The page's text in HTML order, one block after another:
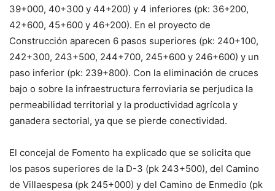
39+000, 40+300 y 44+200) y 4 inferiores (pk: 36+200,
42+600, 45+600 y 46+200). En el proyecto de
Construcción aparecen 6 pasos superiores (pk: 240+100,
242+300, 243+500, 244+700, 245+600 y 246+600) y un
paso inferior (pk: 239+800). Con la eliminación de cruces
bajo o sobre la infraestructura ferroviaria se perjudica la
permeabilidad territorial y la productividad agrícola y
ganadera sectorial, ya que se pierde conectividad.
El concejal de Fomento ha explicado que se solicita que
los pasos superiores de la D-3 (pk 243+500), del Camino
de Villaespesa (pk 245+000) y del Camino de Enmedio (pk